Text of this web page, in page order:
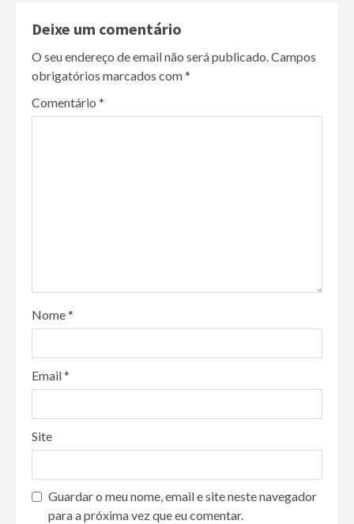
Deixe um comentário
O seu endereço de email não será publicado.Campos
obrigatórios marcados com*
Comentário *
Nome*
Email*
Site
Guardar o meu nome, email e site neste navegador
para a próxima vez que eu comentar.